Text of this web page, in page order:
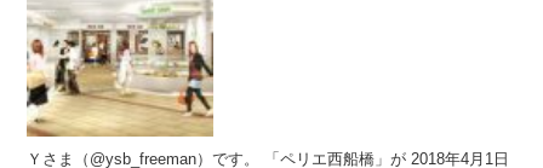
Ｙさま（@ysb_freeman）です。 「ペリエ西船橋」が 2018年4月1日